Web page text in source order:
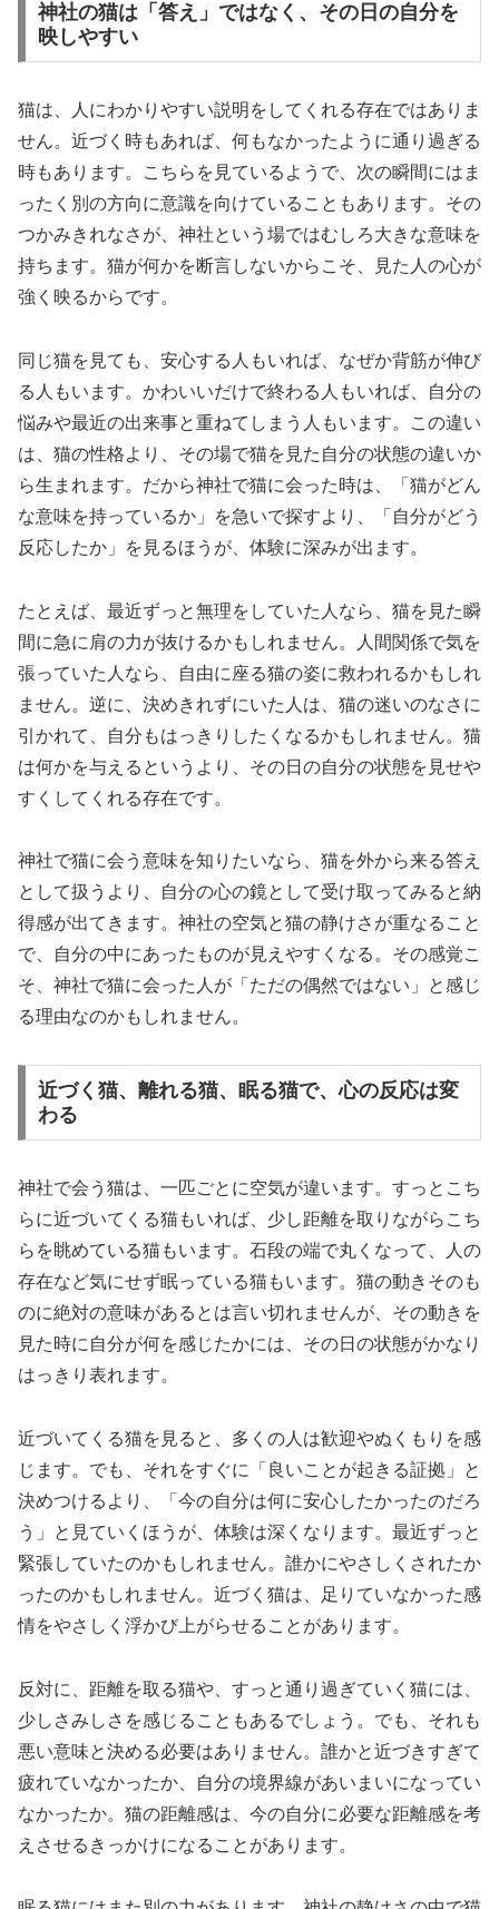
神社の猫は「答え」ではなく、その日の自分を
映しやすい
猫は、人にわかりやすい説明をしてくれる存在ではありま
せん。近づく時もあれば、何もなかったように通り過ぎる
時もあります。こちらを見ているようで、次の瞬間にはま
ったく別の方向に意識を向けていることもあります。その
つかみきれなさが、神社という場ではむしろ大きな意味を
持ちます。猫が何かを断言しないからこそ、見た人の心が
強く映るからです。
同じ猫を見ても、安心する人もいれば、なぜか背筋が伸び
る人もいます。かわいいだけで終わる人もいれば、自分の
悩みや最近の出来事と重ねてしまう人もいます。この違い
は、猫の性格より、その場で猫を見た自分の状態の違いか
ら生まれます。だから神社で猫に会った時は、「猫がどん
な意味を持っているか」を急いで探すより、「自分がどう
反応したか」を見るほうが、体験に深みが出ます。
たとえば、最近ずっと無理をしていた人なら、猫を見た瞬
間に急に肩の力が抜けるかもしれません。人間関係で気を
張っていた人なら、自由に座る猫の姿に救われるかもしれ
ません。逆に、決めきれずにいた人は、猫の迷いのなさに
引かれて、自分もはっきりしたくなるかもしれません。猫
は何かを与えるというより、その日の自分の状態を見せや
すくしてくれる存在です。
神社で猫に会う意味を知りたいなら、猫を外から来る答え
として扱うより、自分の心の鏡として受け取ってみると納
得感が出てきます。神社の空気と猫の静けさが重なること
で、自分の中にあったものが見えやすくなる。その感覚こ
そ、神社で猫に会った人が「ただの偶然ではない」と感じ
る理由なのかもしれません。
近づく猫、離れる猫、眠る猫で、心の反応は変
わる
神社で会う猫は、一匹ごとに空気が違います。すっとこち
らに近づいてくる猫もいれば、少し距離を取りながらこち
らを眺めている猫もいます。石段の端で丸くなって、人の
存在など気にせず眠っている猫もいます。猫の動きそのも
のに絶対の意味があるとは言い切れませんが、その動きを
見た時に自分が何を感じたかには、その日の状態がかなり
はっきり表れます。
近づいてくる猫を見ると、多くの人は歓迎やぬくもりを感
じます。でも、それをすぐに「良いことが起きる証拠」と
決めつけるより、「今の自分は何に安心したかったのだろ
う」と見ていくほうが、体験は深くなります。最近ずっと
緊張していたのかもしれません。誰かにやさしくされたか
ったのかもしれません。近づく猫は、足りていなかった感
情をやさしく浮かび上がらせることがあります。
反対に、距離を取る猫や、すっと通り過ぎていく猫には、
少しさみしさを感じることもあるでしょう。でも、それも
悪い意味と決める必要はありません。誰かと近づきすぎて
疲れていなかったか、自分の境界線があいまいになってい
なかったか。猫の距離感は、今の自分に必要な距離感を考
えさせるきっかけになることがあります。